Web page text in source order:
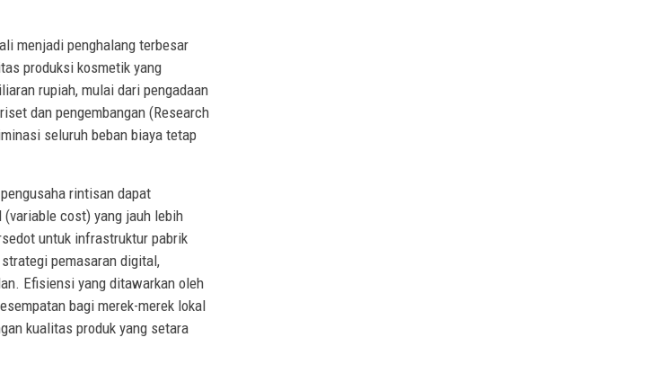
menjadi penghalang terbesar
produksi kosmetik yang
rupiah, mulai dari pengadaan
dan pengembangan (Research
seluruh beban biaya tetap
rintisan dapat
(variable cost) yang jauh lebih
untuk infrastruktur pabrik
pemasaran digital,
Efisiensi yang ditawarkan oleh
bagi merek-merek lokal
kualitas produk yang setara